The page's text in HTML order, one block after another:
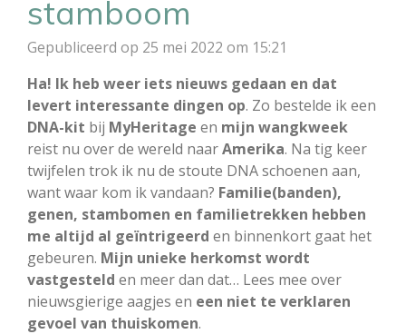
stamboom
Gepubliceerd op 25 mei 2022 om 15:21
Ha! Ik heb weer iets nieuws gedaan en dat
levert interessante dingen op. Zo bestelde ik een
DNA-kit bij MyHeritage en mijn wangkweek
reist nu over de wereld naarAmerika. Na tig keer
twijfelen trok ik nu de stoute DNA schoenen aan,
want waar kom ik vandaan? Familie(banden),
genen, stambomen en familietrekken hebben
me altijd al geïntrigeerd en binnenkort gaat het
gebeuren. Mijn unieke herkomst wordt
vastgesteld en meer dan dat… Lees mee over
nieuwsgierige aagjes en een niet te verklaren
gevoel van thuiskomen.